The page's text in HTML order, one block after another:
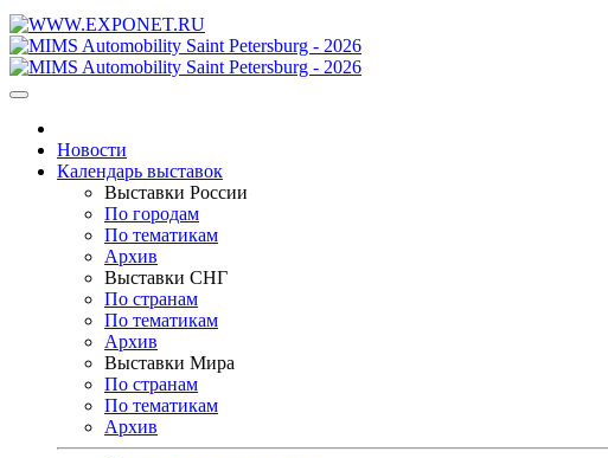
Новости
Календарь выставок
Выставки России
По городам
По тематикам
Архив
Выставки СНГ
По странам
По тематикам
Архив
Выставки Мира
По странам
По тематикам
Архив